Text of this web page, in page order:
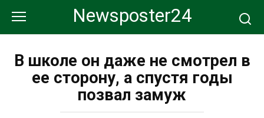
контенту
Newsposter24
В школе он даже не смотрел в
ее сторону, а спустя годы
позвал замуж